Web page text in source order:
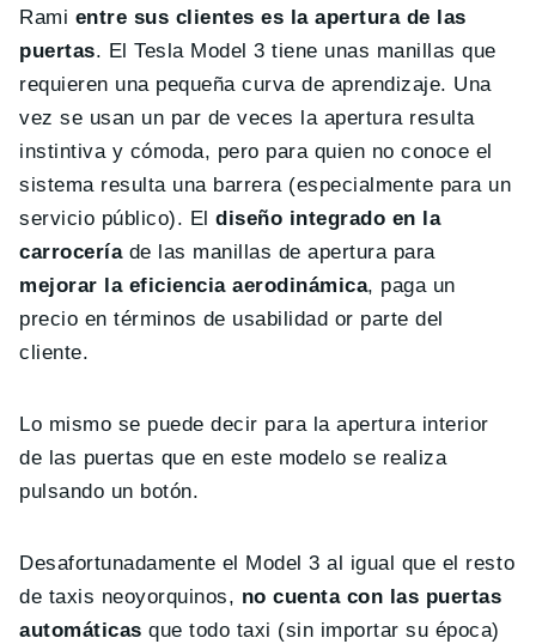
Rami entre sus clientes es la apertura de las
puertas. El Tesla Model 3 tiene unas manillas que
requieren una pequeña curva de aprendizaje. Una
vez se usan un par de veces la apertura resulta
instintiva y cómoda, pero para quien no conoce el
sistema resulta una barrera (especialmente para un
servicio público). Eldiseño integrado en la
carroceríade las manillas de apertura para
mejorar la eficiencia aerodinámica, paga un
precio en términos de usabilidad or parte del
cliente.
Lo mismo se puede decir para la apertura interior
de las puertas que en este modelo se realiza
pulsando un botón.
Desafortunadamente el Model 3 al igual que el resto
de taxis neoyorquinos, no cuenta con las puertas
automáticasque todo taxi (sin importar su época)